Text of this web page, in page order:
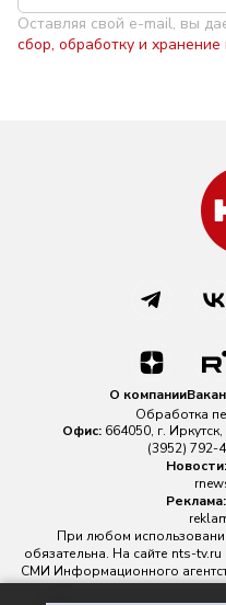
Оставляя свой e-mail, вы
сбор, обработку и
О компании
Обработка
Офис: 664050, г.
(3952) 792-
Новости:
Реклама:
При любом
обязательна. На сайте nts-
СМИ Информационного
№ ФС 77 - 88763